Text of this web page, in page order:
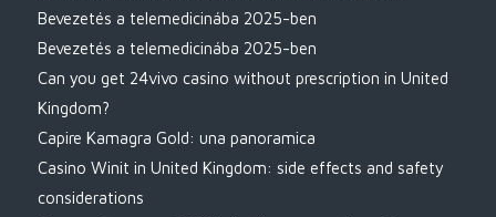
Bevezetés a telemedicinába 2025-ben
Bevezetés a telemedicinába 2025-ben
Can you get 24vivo casino without prescription in United
Kingdom?
Capire Kamagra Gold: una panoramica
Casino Winit in United Kingdom: side effects and safety
considerations